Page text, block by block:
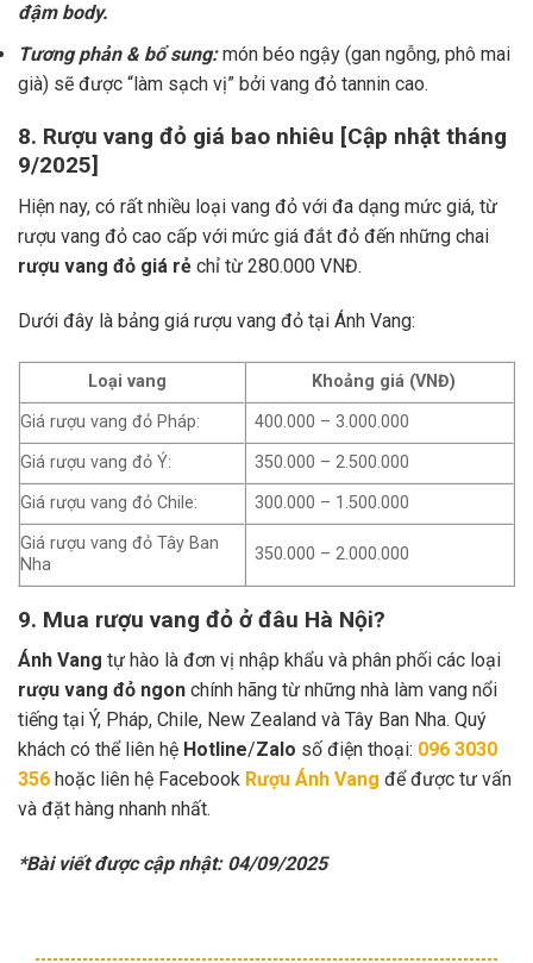
đậm body.
Tương phản & bổ sung:món béo ngậy (gan ngỗng, phô mai
già) sẽ được “làm sạch vị” bởi vang đỏ tannin cao.
8. Rượu vang đỏ giá bao nhiêu [Cập nhật tháng
9/2025]
Hiện nay, có rất nhiều loại vang đỏ với đa dạng mức giá, từ
rượu vang đỏ cao cấp với mức giá đắt đỏ đến những chai
rượu vang đỏ giá rẻ chỉ từ 280.000 VNĐ.
Dưới đây là bảng giá rượu vang đỏ tại Ánh Vang:
Loại vang
Khoảng giá (VNĐ)
Giá rượu vang đỏ Pháp:
400.000 – 3.000.000
Giá rượu vang đỏ Ý:
350.000 – 2.500.000
Giá rượu vang đỏ Chile:
300.000 – 1.500.000
Giá rượu vang đỏ Tây Ban
Nha
350.000 – 2.000.000
9. Mua rượu vang đỏ ở đâu Hà Nội?
Ánh Vang tự hào là đơn vị nhập khẩu và phân phối các loại
rượu vang đỏ ngon chính hãng từ những nhà làm vang nổi
tiếng tại Ý, Pháp, Chile, New Zealand và Tây Ban Nha. Quý
khách có thể liên hệ Hotline/Zalo số điện thoại: 096 3030
356 hoặc liên hệ Facebook Rượu Ánh Vang để được tư vấn
và đặt hàng nhanh nhất.
*Bài viết được cập nhật: 04/09/2025